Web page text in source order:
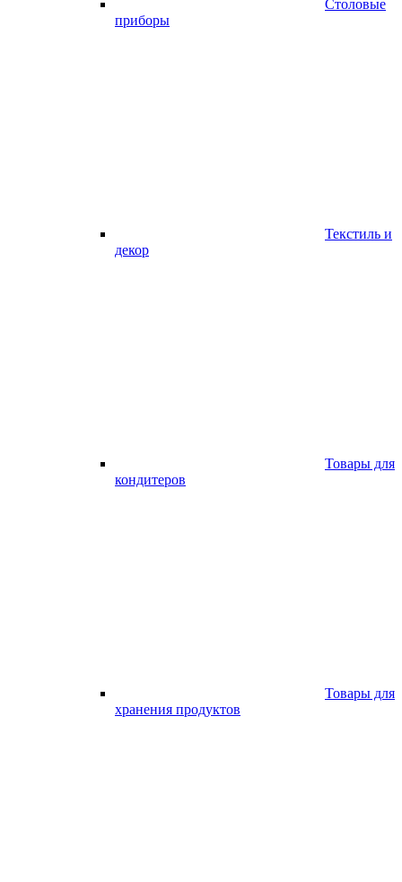
Столовые
приборы
Текстиль и
декор
Товары для
кондитеров
Товары для
хранения продуктов